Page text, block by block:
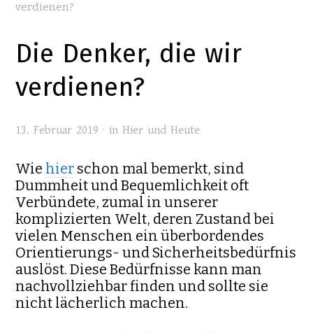
verdienen?
Die Denker, die wir
verdienen?
13. Februar 2019 · in Hier und Heute
Wie hier schon mal bemerkt, sind
Dummheit und Bequemlichkeit oft
Verbündete, zumal in unserer
komplizierten Welt, deren Zustand bei
vielen Menschen ein überbordendes
Orientierungs- und Sicherheitsbedürfnis
auslöst. Diese Bedürfnisse kann man
nachvollziehbar finden und sollte sie
nicht lächerlich machen.